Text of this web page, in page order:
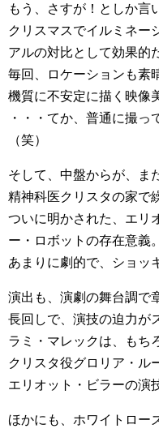
もう、さすが！としか言
クリスマスでイルミネー
アルの対比として効果的
毎回、ロケーションも素
機質に不安定に描く映像
・・・てか、普通に撮っ
（笑）
そして、中盤からが、ま
精神科医クリスタの家で
ついに明かされた、エリ
ー・ロボットの存在意義。
あまりに劇的で、ショッ
演出も、演劇の舞台調で
長回しで、演技の迫力が
ラミ・マレックは、もち
クリスタ役グロリア・ル
エリオット・ビラーの演
ほかにも、ホワイトロー